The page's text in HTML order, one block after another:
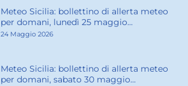
Meteo Sicilia: bollettino di allerta meteo
per domani, lunedì 25 maggio...
24 Maggio 2026
Meteo Sicilia: bollettino di allerta meteo
per domani, sabato 30 maggio...